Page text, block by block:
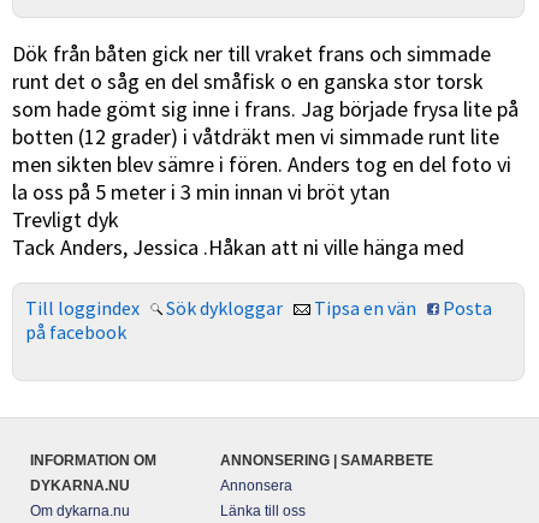
Dök från båten gick ner till vraket frans och simmade
runt det o såg en del småfisk o en ganska stor torsk
som hade gömt sig inne i frans. Jag började frysa lite på
botten (12 grader) i våtdräkt men vi simmade runt lite
men sikten blev sämre i fören. Anders tog en del foto vi
la oss på 5 meter i 3 min innan vi bröt ytan
Trevligt dyk
Tack Anders, Jessica .Håkan att ni ville hänga med
Till loggindex Sök dykloggar Tipsa en vän
Posta
på facebook
INFORMATION OM
DYKARNA.NU
Om dykarna.nu
ANNONSERING | SAMARBETE
Annonsera
Länka till oss